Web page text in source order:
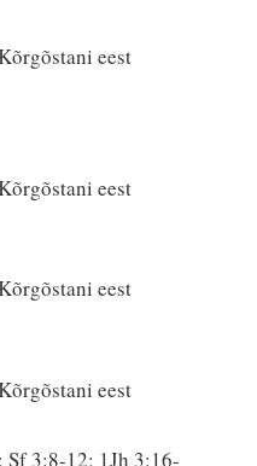
eest
eest
eest
eest
3:8-12; 1Jh 3:16-